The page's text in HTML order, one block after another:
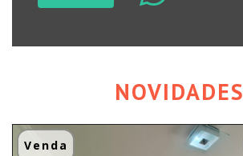
NOVIDADES
Venda